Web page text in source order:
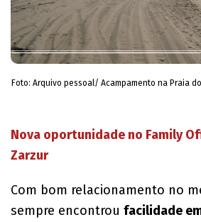
Foto: Arquivo pessoal/ Acampamento na Praia
Nova oportunidade no Family
Zarzur
Com bom relacionamento no
sempre encontrou facilidade